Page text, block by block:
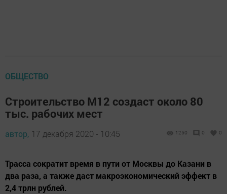
ОБЩЕСТВО
Строительство М12 создаст около 80
тыс. рабочих мест
автор, 17 декабря 2020 - 10:45 1250 0 0
Трасса сократит время в пути от Москвы до Казани в
два раза, а также даст макроэкономический эффект в
2,4 трлн рублей.